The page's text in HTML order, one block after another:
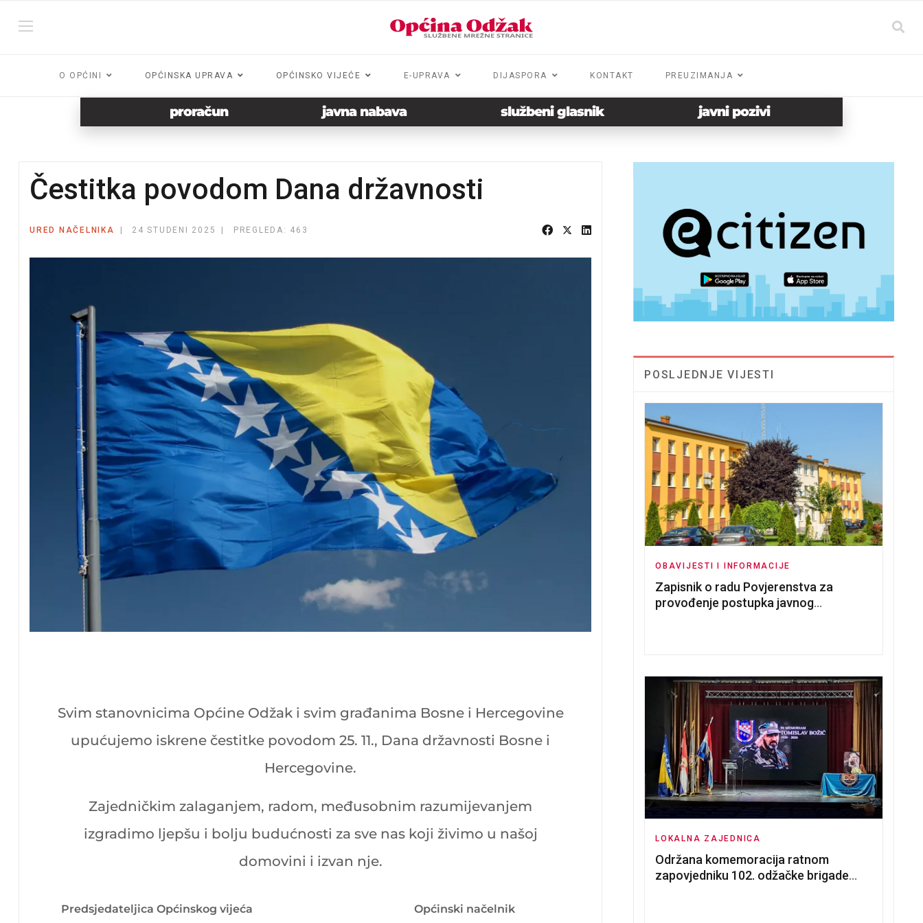
O OPĆINI OPĆINSKA UPRAVA OPĆINSKO VIJEĆE E-UPRAVA DIJASPORA KONTAKT PREUZIMANJA
proračun javna nabava službeni glasnik javni pozivi
Čestitka povodom Dana državnosti
URED NAČELNIKA 24 STUDENI 2025 PREGLEDA: 463
Svim stanovnicima Općine Odžak i svim građanima Bosne i Hercegovine
upućujemo iskrene čestitke povodom 25. 11., Dana državnosti Bosne i
Hercegovine.
Zajedničkim zalaganjem, radom, međusobnim razumijevanjem
izgradimo ljepšu i bolju budućnosti za sve nas koji živimo u našoj
domovini i izvan nje.
Predsjedateljica Općinskog vijeća
Općinski načelnik
POSLJEDNJE VIJESTI
OBAVIJESTI I INFORMACIJE
Zapisnik o radu Povjerenstva za
provođenje postupka javnog
LOKALNA ZAJEDNICA
Održana komemoracija ratnom
zapovjedniku 102. odžačke brigade